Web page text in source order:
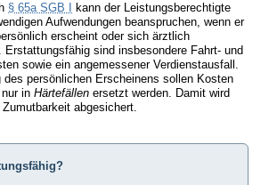
§ 65a SGB I
kann der Leistungsberechtigte
Aufwendungen beanspruchen, wenn er
erscheint oder sich ärztlich
sind insbesondere Fahrt- und
sowie ein angemessener Verdienstausfall.
des persönlichen Erscheinens sollen Kosten
in Härtefällen ersetzt werden. Damit wird
abgesichert.